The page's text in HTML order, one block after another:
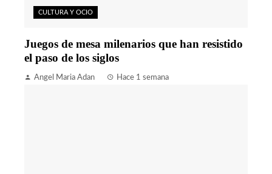
CULTURA Y OCIO
Juegos de mesa milenarios que han resistido
el paso de los siglos
Angel Maria Adan Hace 1 semana